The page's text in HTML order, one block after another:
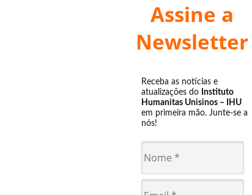
Assine a
Newsletter
Receba as notícias e
atualizações do Instituto
Humanitas Unisinos – IHU
em primeira mão. Junte-se a
nós!